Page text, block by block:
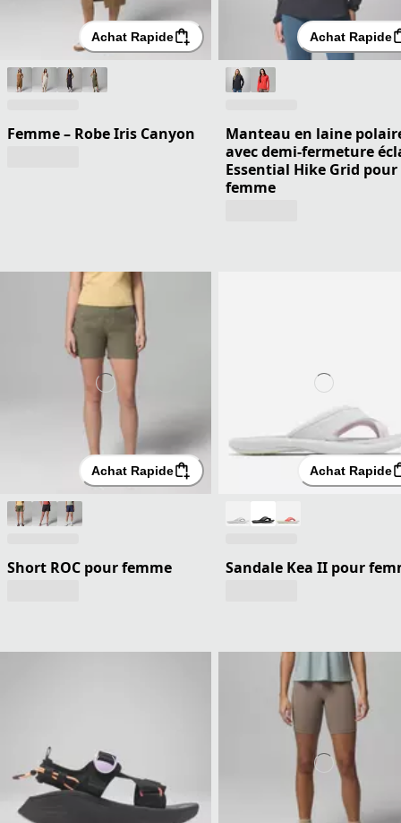
Achat Rapide
Femme – Robe Iris Canyon
Achat Rapide
Manteau en laine
avec demi-fermeture
Essential Hike Grid pour
femme
Achat Rapide
Short ROC pour femme
Achat Rapide
Sandale Kea II pour